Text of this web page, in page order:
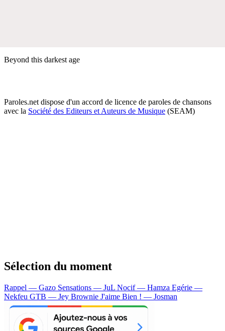
Beyond this darkest age
Paroles.net dispose d'un accord de licence de paroles de chansons
avec la Société des Editeurs et Auteurs de Musique (SEAM)
Sélection du moment
Rappel — Gazo Sensations — JuL Nocif — Hamza Egérie —
Nekfeu GTB — Jey Brownie J'aime Bien ! — Josman